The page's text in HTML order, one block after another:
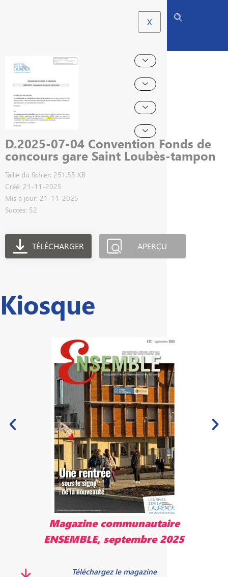
X
D.2025-07-04 Convention Fonds de
concours gare Saint Loubès-tampon
Taille du fichier: 251.55 KB
Créé: 21-11-2025
Mis à jour: 21-11-2025
Succès: 52
TÉLÉCHARGER APERÇU
Kiosque
Magazine communautaire
ENSEMBLE, mai 2025
Télécharger le magazine